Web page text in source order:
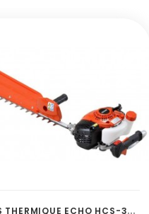
T
AILLE HAIES THERMIQUE ECHO HCS-3810ES